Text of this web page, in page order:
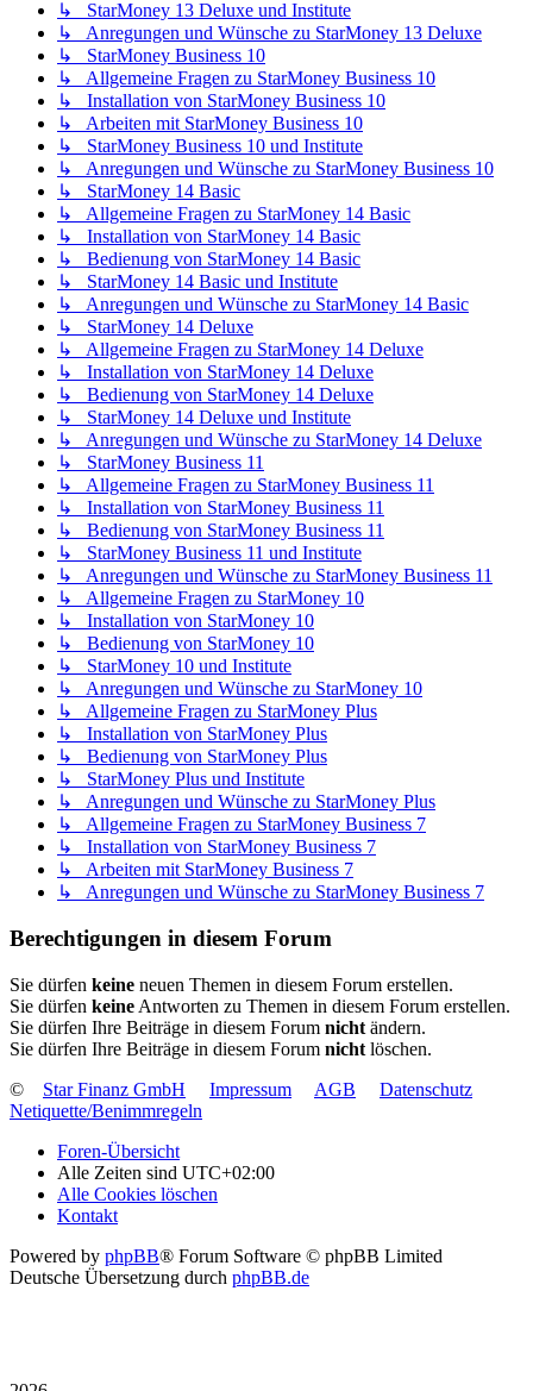
↳ StarMoney 13 Deluxe und Institute
↳ Anregungen und Wünsche zu StarMoney 13 Deluxe
↳ StarMoney Business 10
↳ Allgemeine Fragen zu StarMoney Business 10
↳ Installation von StarMoney Business 10
↳ Arbeiten mit StarMoney Business 10
↳ StarMoney Business 10 und Institute
↳ Anregungen und Wünsche zu StarMoney Business 10
↳ StarMoney 14 Basic
↳ Allgemeine Fragen zu StarMoney 14 Basic
↳ Installation von StarMoney 14 Basic
↳ Bedienung von StarMoney 14 Basic
↳ StarMoney 14 Basic und Institute
↳ Anregungen und Wünsche zu StarMoney 14 Basic
↳ StarMoney 14 Deluxe
↳ Allgemeine Fragen zu StarMoney 14 Deluxe
↳ Installation von StarMoney 14 Deluxe
↳ Bedienung von StarMoney 14 Deluxe
↳ StarMoney 14 Deluxe und Institute
↳ Anregungen und Wünsche zu StarMoney 14 Deluxe
↳ StarMoney Business 11
↳ Allgemeine Fragen zu StarMoney Business 11
↳ Installation von StarMoney Business 11
↳ Bedienung von StarMoney Business 11
↳ StarMoney Business 11 und Institute
↳ Anregungen und Wünsche zu StarMoney Business 11
↳ Allgemeine Fragen zu StarMoney 10
↳ Installation von StarMoney 10
↳ Bedienung von StarMoney 10
↳ StarMoney 10 und Institute
↳ Anregungen und Wünsche zu StarMoney 10
↳ Allgemeine Fragen zu StarMoney Plus
↳ Installation von StarMoney Plus
↳ Bedienung von StarMoney Plus
↳ StarMoney Plus und Institute
↳ Anregungen und Wünsche zu StarMoney Plus
↳ Allgemeine Fragen zu StarMoney Business 7
↳ Installation von StarMoney Business 7
↳ Arbeiten mit StarMoney Business 7
↳ Anregungen und Wünsche zu StarMoney Business 7
Berechtigungen in diesem Forum
Sie dürfen keine neuen Themen in diesem Forum erstellen.
Sie dürfen keine Antworten zu Themen in diesem Forum erstellen.
Sie dürfen Ihre Beiträge in diesem Forum nicht ändern.
Sie dürfen Ihre Beiträge in diesem Forum nicht löschen.
©
Star Finanz GmbH Impressum AGB
Datenschutz
Netiquette/Benimmregeln
Foren-Übersicht
Alle Zeiten sind UTC+02:00
Alle Cookies löschen
Kontakt
Powered by phpBB® Forum Software © phpBB Limited
Deutsche Übersetzung durch phpBB.de